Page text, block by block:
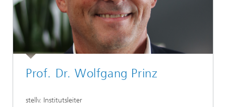
Prof. Dr. Wolfgang Prinz
stellv. Institutsleiter